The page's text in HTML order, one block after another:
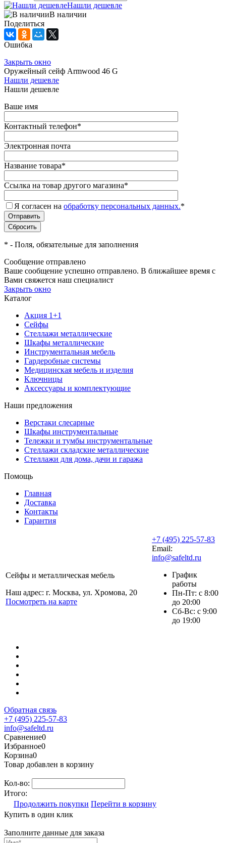
Нашли дешевле
В наличии
Поделиться
Ошибка
Закрыть окно
Оружейный сейф Armwood 46 G
Нашли дешевле
Нашли дешевле
Ваше имя
Контактный телефон*
Электронная почта
Название товара*
Ссылка на товар другого магазина*
Я согласен на обработку персональных данных.*
* - Поля, обязательные для заполнения
Сообщение отправлено
Ваше сообщение успешно отправлено. В ближайшее время с
Вами свяжется наш специалист
Закрыть окно
Каталог
Акция 1+1
Сейфы
Стеллажи металлические
Шкафы металлические
Инструментальная мебель
Гардеробные системы
Медицинская мебель и изделия
Ключницы
Аксессуары и комплектующие
Наши предложения
Верстаки слесарные
Шкафы инструментальные
Тележки и тумбы инструментальные
Стеллажи складские металлические
Стеллажи для дома, дачи и гаража
Помощь
Главная
Доставка
Контакты
Гарантия
Сейфы и металлическая мебель
Наш адрес: г. Москва, ул. Хромова, 20
Посмотреть на карте
+7 (495) 225-57-83
Email:
info@safeltd.ru
График
работы
Пн-Пт: с 8:00
до 20:00
Сб-Вс: с 9:00
до 19:00
Обратная связь
+7 (495) 225-57-83
info@safeltd.ru
Сравнение0
Избранное0
Корзина0
Товар добавлен в корзину
Кол-во:
Итого:
Продолжить покупки Перейти в корзину
Купить в один клик
Заполните данные для заказа